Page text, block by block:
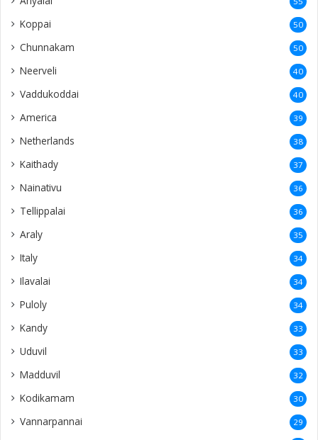
Karampon 26
Kantharmadam 26
25
25
23
23
22
Sandilipay 22
22
Earlalai 21
Negombo 21
Thavadi 21
20
Chundikuli 20
Saravanai 20
20
20
19
Kankesanturai 18